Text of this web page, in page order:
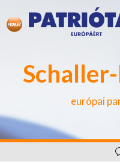
európai